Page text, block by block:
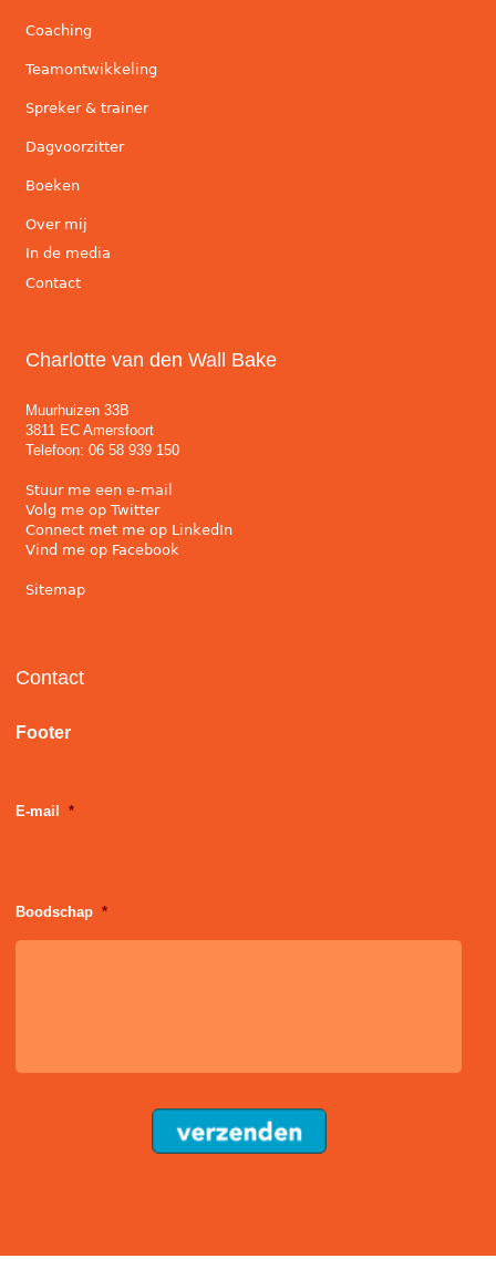
Coaching
Teamontwikkeling
Spreker & trainer
Dagvoorzitter
Boeken
Over mij
In de media
Contact
Charlotte van den Wall Bake
Muurhuizen 33B
3811 EC Amersfoort
Telefoon: 06 58 939 150
Stuur me een e-mail
Volg me op Twitter
Connect met me op LinkedIn
Vind me op Facebook
Sitemap
Contact
Footer
E-mail *
Boodschap *